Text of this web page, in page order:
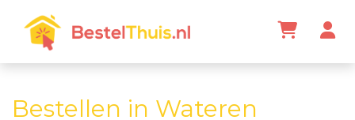
Bestellen in Wateren